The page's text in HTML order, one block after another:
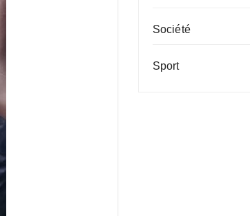
Société
Sport